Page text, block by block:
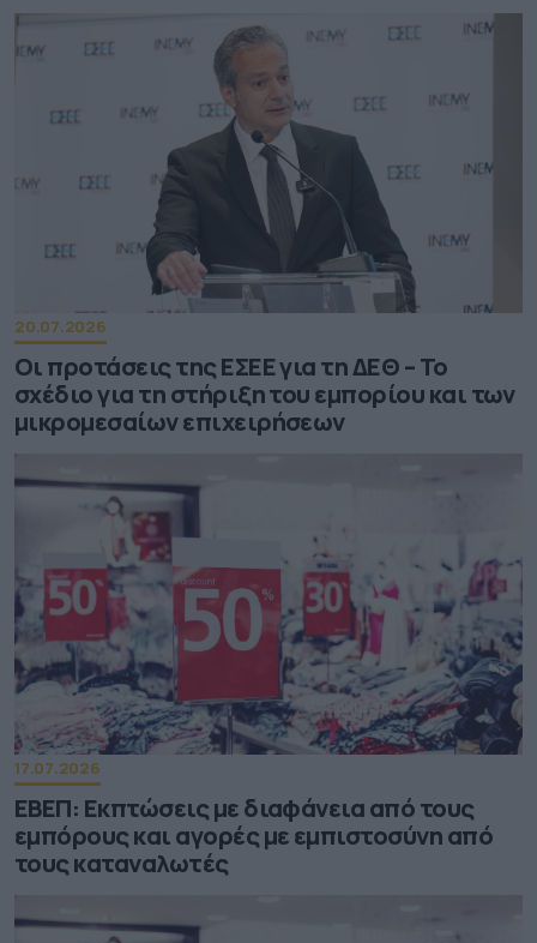
20.07.2026
Οι προτάσεις της ΕΣΕΕ για τη ΔΕΘ – Το
σχέδιο για τη στήριξη του εμπορίου και των
μικρομεσαίων επιχειρήσεων
17.07.2026
ΕΒΕΠ: Εκπτώσεις με διαφάνεια από τους
εμπόρους και αγορές με εμπιστοσύνη από
τους καταναλωτές